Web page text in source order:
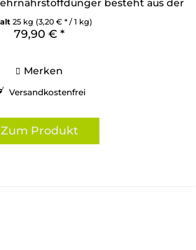
besteht aus der
Synthese...
25 kg (3,20 € * / 1 kg)
79,90 € *
Merken
Versandkostenfrei
Zum Produkt